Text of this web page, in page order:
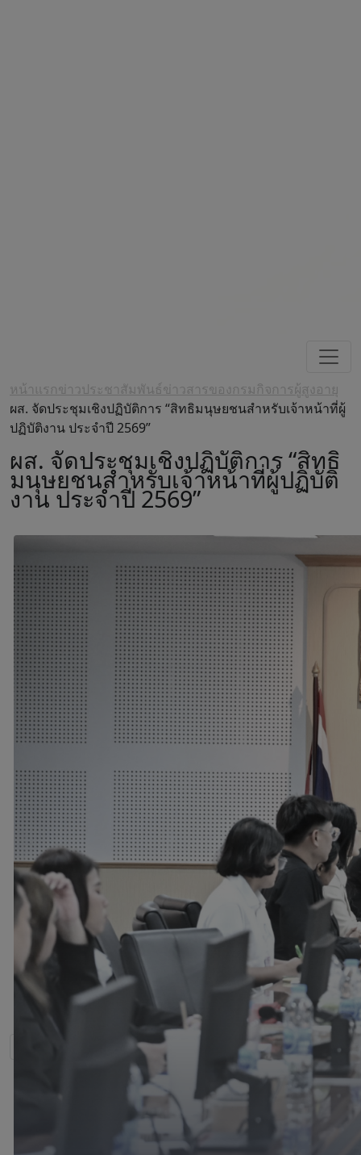
หน้าแรกข่าวประชาสัมพันธ์ข่าวสารของกรมกิจการผู้สูงอายุ
ผส. จัดประชุมเชิงปฏิบัติการ “สิทธิมนุษยชนสำหรับเจ้าหน้าที่ผู้
ปฏิบัติงาน ประจำปี 2569”
ผส. จัดประชุมเชิงปฏิบัติการ “สิทธิ
มนุษยชนสำหรับเจ้าหน้าที่ผู้ปฏิบัติ
งาน ประจำปี 2569”